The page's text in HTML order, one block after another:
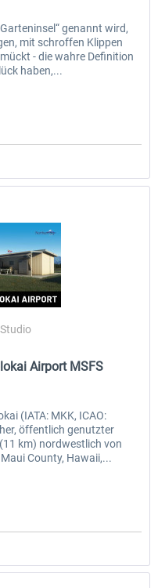
genannt wird,
mit schroffen Klippen
- die wahre Definition
haben,...
Airport MSFS
(IATA: MKK, ICAO:
öffentlich genutzter
km) nordwestlich von
County, Hawaii,...